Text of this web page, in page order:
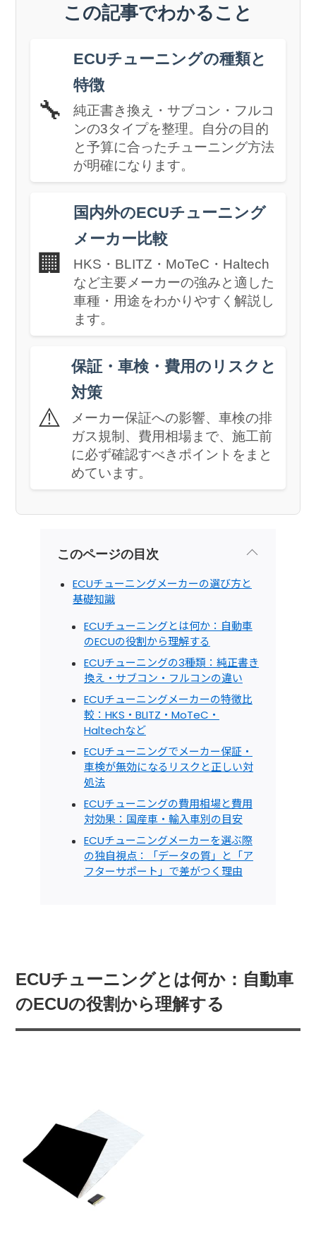
この記事でわかること
🔧
ECUチューニングの種類と
特徴
純正書き換え・サブコン・フルコ
ンの3タイプを整理。自分の目的
と予算に合ったチューニング方法
が明確になります。
🏢
国内外のECUチューニング
メーカー比較
HKS・BLITZ・MoTeC・Haltech
など主要メーカーの強みと適した
車種・用途をわかりやすく解説し
ます。
⚠️
保証・車検・費用のリスクと
対策
メーカー保証への影響、車検の排
ガス規制、費用相場まで、施工前
に必ず確認すべきポイントをまと
めています。
このページの目次
ECUチューニングメーカーの選び方と
基礎知識
ECUチューニングとは何か：自動車
のECUの役割から理解する
ECUチューニングの3種類：純正書き
換え・サブコン・フルコンの違い
ECUチューニングメーカーの特徴比
較：HKS・BLITZ・MoTeC・
Haltechなど
ECUチューニングでメーカー保証・
車検が無効になるリスクと正しい対
処法
ECUチューニングの費用相場と費用
対効果：国産車・輸入車別の目安
ECUチューニングメーカーを選ぶ際
の独自視点：「データの質」と「ア
フターサポート」で差がつく理由
ECUチューニングとは何か：自動車
のECUの役割から理解する